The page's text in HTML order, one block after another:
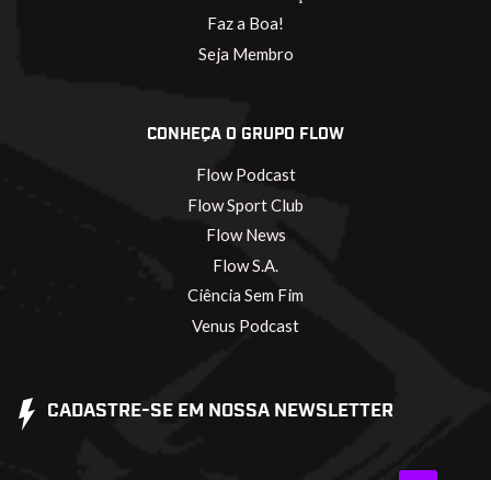
Faz a Boa!
Seja Membro
CONHEÇA O GRUPO FLOW
Flow Podcast
Flow Sport Club
Flow News
Flow S.A.
Ciência Sem Fim
Venus Podcast
CADASTRE-SE EM NOSSA NEWSLETTER